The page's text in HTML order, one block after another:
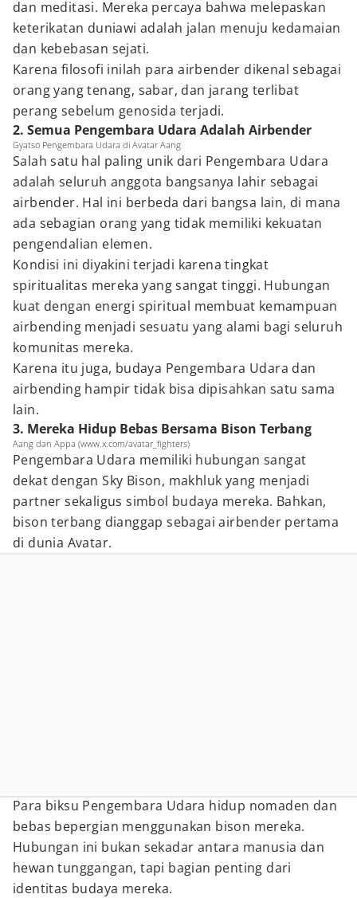
dan meditasi. Mereka percaya bahwa melepaskan
keterikatan duniawi adalah jalan menuju kedamaian
dan kebebasan sejati.
Karena filosofi inilah para airbender dikenal sebagai
orang yang tenang, sabar, dan jarang terlibat
perang sebelum genosida terjadi.
2. Semua Pengembara Udara Adalah Airbender
Gyatso Pengembara Udara di Avatar Aang
Salah satu hal paling unik dari Pengembara Udara
adalah seluruh anggota bangsanya lahir sebagai
airbender. Hal ini berbeda dari bangsa lain, di mana
ada sebagian orang yang tidak memiliki kekuatan
pengendalian elemen.
Kondisi ini diyakini terjadi karena tingkat
spiritualitas mereka yang sangat tinggi. Hubungan
kuat dengan energi spiritual membuat kemampuan
airbending menjadi sesuatu yang alami bagi seluruh
komunitas mereka.
Karena itu juga, budaya Pengembara Udara dan
airbending hampir tidak bisa dipisahkan satu sama
lain.
3. Mereka Hidup Bebas Bersama Bison Terbang
Aang dan Appa (www.x.com/avatar_fighters)
Pengembara Udara memiliki hubungan sangat
dekat dengan Sky Bison, makhluk yang menjadi
partner sekaligus simbol budaya mereka. Bahkan,
bison terbang dianggap sebagai airbender pertama
di dunia Avatar.
Para biksu Pengembara Udara hidup nomaden dan
bebas bepergian menggunakan bison mereka.
Hubungan ini bukan sekadar antara manusia dan
hewan tunggangan, tapi bagian penting dari
identitas budaya mereka.